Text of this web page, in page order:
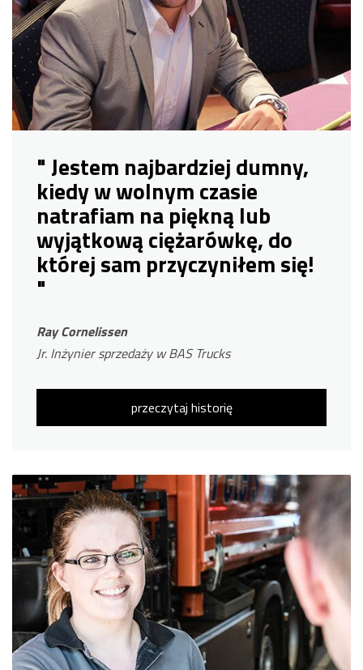
" Jestem najbardziej dumny,
kiedy w wolnym czasie
natrafiam na piękną lub
wyjątkową ciężarówkę, do
której sam przyczyniłem się!
"
Ray Cornelissen
Jr. Inżynier sprzedaży w BAS Trucks
przeczytaj historię